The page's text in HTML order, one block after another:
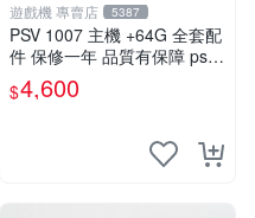
遊戲機 專賣店 5387
PSV 1007 主機 +64G 全套配
件 保修一年 品質有保障 psvit
$4,600